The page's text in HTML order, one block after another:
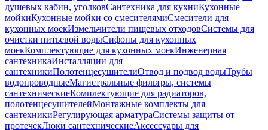
душевых кабин, уголковСантехника для кухниКухонные
мойкиКухонные мойки со смесителямиСмесители для
кухонных моекИзмельчители пищевых отходовСистемы для
очистки питьевой водыСифоны для кухонных
моекКомплектующие для кухонных моекИнженерная
сантехникаИнсталляции для
сантехникиПолотенцесушителиОтвод и подвод водыТрубы
водопроводныеМагистральные фильтры, системы
сантехническиеКомплектующие для радиаторов,
полотенцесушителейМонтажные комплекты для
сантехникиРегулирующая арматураСистемы защиты от
протечекЛюки сантехническиеАксессуары для